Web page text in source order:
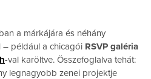
a márkájára és néhány
például a chicagói RSVP galéria
-val karöltve. Összefoglalva tehát:
legnagyobb zenei projektje